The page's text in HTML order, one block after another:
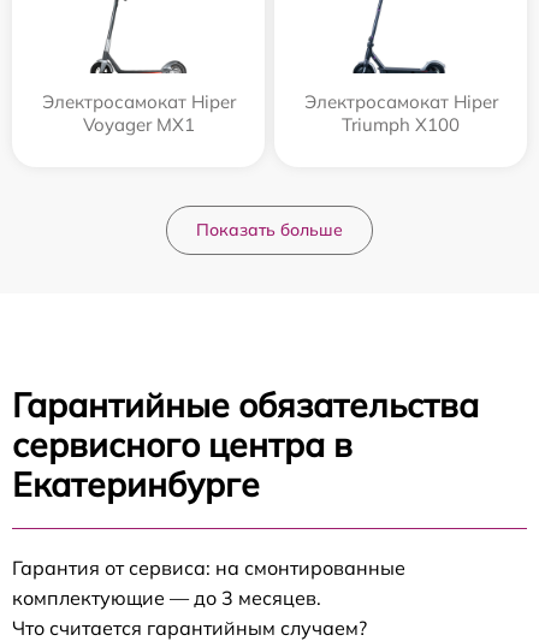
Электросамокат Hiper
Voyager MX1
Электросамокат Hiper
Triumph X100
Показать больше
Гарантийные обязательства
сервисного центра в
Екатеринбурге
Гарантия от сервиса: на смонтированные
комплектующие — до 3 месяцев.
Что считается гарантийным случаем?